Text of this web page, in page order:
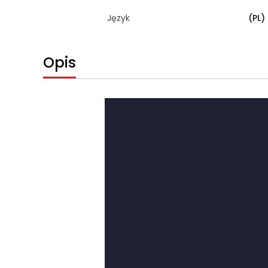
Język
Opis